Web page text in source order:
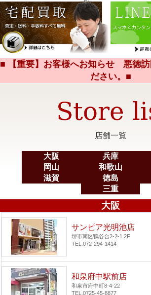
■ 【重要】お客様へお知らせ 悪徳訪
ださい。■
店舗一覧
大阪 兵庫
岡山
和歌山
滋賀
徳島
三重
大阪
サンピア光明池店
堺市南区鴨谷台2-2-1 2F
TEL.072-294-1414
和泉府中駅前店
和泉市府中町8-4-22
TEL.0725-45-8877